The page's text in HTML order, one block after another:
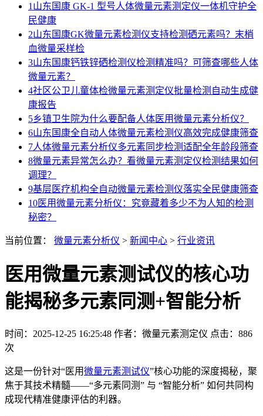
1 山东国康 GK-1 型号人体微量元素测定仪一体机守护全
民健康
2山东国康GK微量元素检测仪支持检测硒元素吗？末梢
血微量采样检
3山东国康钙铁锌硒检测仪检测精准吗？可筛查哪些人体
微量元素？
4社区公卫儿童体检微量元素测定仪批量检测自动生成健
康报告
5乡镇卫生院为什么要配备人体医用微量元素分析仪？
6山东国康全自动人体微量元素检测仪高效完成健康筛查
7人体微量元素分析仪多元素同步检测适配全年龄段筛查
8微量元素异常怎么办？看微量元素测定仪检测结果如何
调理？
9基层医疗机构全自动微量元素检测仪落实全民健康筛查
10医用微量元素分析仪：究竟藏着多少不为人知的检测
秘密？
当前位置： 微量元素分析仪 > 新闻中心 > 行业资讯
医用微量元素测试仪的核心功
能揭秘多元素同测+智能分析
时间：2025-12-25 16:25:48 作者：微量元素测定仪 点击： 886
次
这是一份针对“医用微量元素测试仪”核心功能的深度揭秘，聚
焦于其技术精髓——“多元素同测” 与 “智能分析” 如何共同构
成现代精准健康评估的利器。